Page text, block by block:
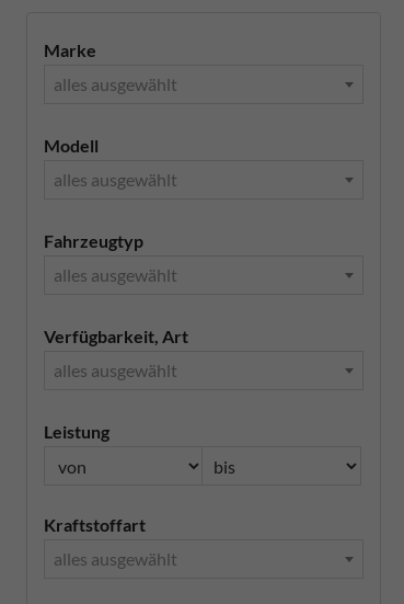
Marke
alles ausgewählt
Modell
alles ausgewählt
Fahrzeugtyp
alles ausgewählt
Verfügbarkeit, Art
alles ausgewählt
Leistung
Kraftstoffart
alles ausgewählt